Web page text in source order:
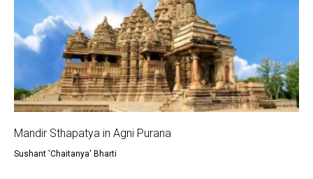
Mandir Sthapatya in Agni Purana
Sushant 'Chaitanya' Bharti